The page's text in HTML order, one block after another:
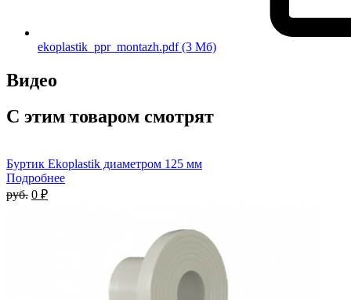
ekoplastik_ppr_montazh.pdf(3 Мб)
Видео
С этим товаром смотрят
Буртик Ekoplastik диаметром 125 мм
Подробнее
руб. 0 ₽